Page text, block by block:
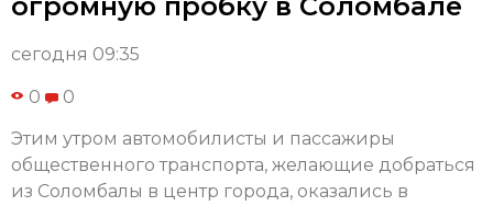
огромную пробку в Соломбале
сегодня 09:35
0 0
Этим утром автомобилисты и пассажиры
общественного транспорта, желающие добраться
из Соломбалы в центр города, оказались в